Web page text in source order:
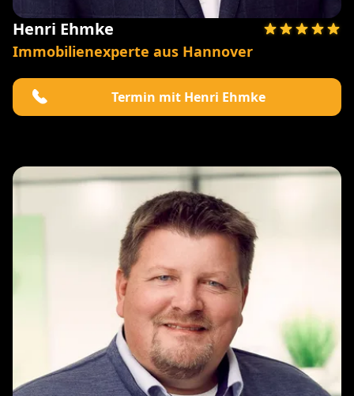
Henri Ehmke
Immobilienexperte aus Hannover
Termin mit Henri Ehmke